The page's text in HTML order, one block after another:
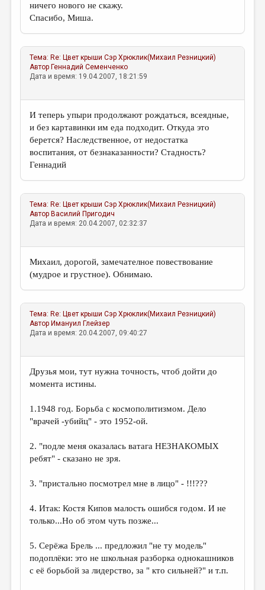
ничего нового не скажу.
Спасибо, Миша.
Тема: Re: Цвет крыши Сэр Хрюклик(Михаил Резницкий)
Автор Геннадий Семенченко
Дата и время: 19.04.2007, 18:21:59
И теперь упыри продолжают рождаться, всеядные,
и без картавинки им еда подходит. Откуда это
берется? Наследственное, от недостатка
воспитания, от безнаказанности? Стадность?
Геннадий
Тема: Re: Цвет крыши Сэр Хрюклик(Михаил Резницкий)
Автор Василий Пригодич
Дата и время: 20.04.2007, 02:32:37
Михаил, дорогой, замечателное повествование
(мудрое и грустное). Обнимаю.
Тема: Re: Цвет крыши Сэр Хрюклик(Михаил Резницкий)
Автор Имануил Глейзер
Дата и время: 20.04.2007, 09:40:27
Друзья мои, тут нужна точность, чтоб дойти до
момента истины.
1.1948 год. Борьба с космополитизмом. Дело
"врачей -убийц" - это 1952-ой.
2. "подле меня оказалась ватага НЕЗНАКОМЫХ
ребят" - сказано не зря.
3. "пристально посмотрел мне в лицо" - !!!???
4. Итак: Костя Кипов малость ошибся годом. И не
только...Но об этом чуть позже...
5. Серёжа Брель ... предложил "не ту модель"
подоплёки: это не школьная разборка однокашников
с её борьбой за лидерство, за " кто сильней?" и т.п.